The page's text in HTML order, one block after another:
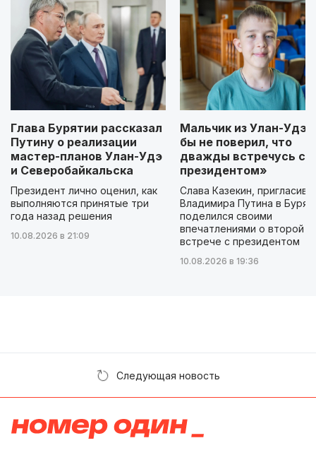
Глава Бурятии рассказал
Путину о реализации
мастер-планов Улан-Удэ
и Северобайкальска
Президент лично оценил, как
выполняются принятые три
года назад решения
10.08.2026 в 21:09
Мальчик из Улан-Удэ:
бы не поверил, что
дважды встречусь с
президентом»
Слава Казекин,
Владимира Путина в
поделился своими
впечатлениями о второй
встрече с президентом
10.08.2026 в 19:36
Следующая новость